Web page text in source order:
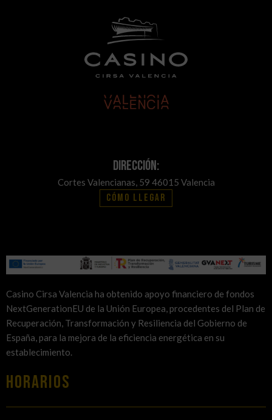
Dirección:
Cortes Valencianas, 59 46015 Valencia
Cómo llegar
Casino Cirsa Valencia ha obtenido apoyo financiero de fondos
NextGenerationEU de la Unión Europea, procedentes del Plan de
Recuperación, Transformación y Resiliencia del Gobierno de
España, para la mejora de la eficiencia energética en su
establecimiento.
HORARIOS